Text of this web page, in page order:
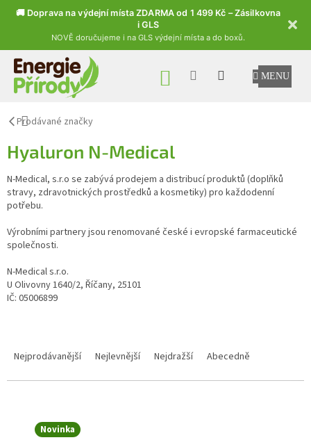
🚚 Doprava na výdejní místa ZDARMA od 1 499 Kč – Zásilkovna
i GLS
NOVĚ doručujeme i na GLS výdejní místa a do boxů.
Přejít na obsah
NÁKUPNÍ KOŠÍK
Prodávané značky
Hyaluron N-Medical
N-Medical, s.r.o se zabývá prodejem a distribucí produktů (doplňků
stravy, zdravotnických prostředků a kosmetiky) pro každodenní
potřebu.
Výrobními partnery jsou renomované české i evropské farmaceutické
společnosti.
N-Medical s.r.o.
U Olivovny 1640/2, Říčany, 25101
IČ: 05006899
Nejprodávanější Nejlevnější Nejdražší Abecedně
Novinka